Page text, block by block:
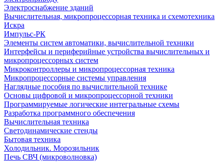
Электроснабжение зданий
Вычислительная, микропроцессорная техника и схемотехника
Искра
Импульс-РК
Элементы систем автоматики, вычислительной техники
Интерфейсы и периферийные устройства вычислительных и
микропроцессорных систем
Микроконтроллеры и микропроцессорная техника
Микропроцессорные системы управления
Наглядные пособия по вычислительной технике
Основы цифровой и микропроцессорной техники
Программируемые логические интегральные схемы
Разработка программного обеспечения
Вычислительная техника
Светодинамические стенды
Бытовая техника
Холодильник. Морозильник
Печь СВЧ (микроволновка)